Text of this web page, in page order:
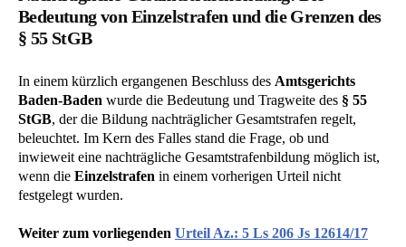
Bedeutung von Einzelstrafen und die Grenzen des
§ 55 StGB
In einem kürzlich ergangenen Beschluss des Amtsgerichts
Baden-Baden wurde die Bedeutung und Tragweite des § 55
StGB, der die Bildung nachträglicher Gesamtstrafen regelt,
beleuchtet. Im Kern des Falles stand die Frage, ob und
inwieweit eine nachträgliche Gesamtstrafenbildung möglich ist,
wenn die Einzelstrafen in einem vorherigen Urteil nicht
festgelegt wurden.
Weiter zum vorliegenden Urteil Az.: 5 Ls 206 Js 12614/17